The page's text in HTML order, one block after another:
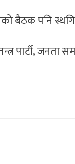
बैठक पनि
पार्टी, जनता